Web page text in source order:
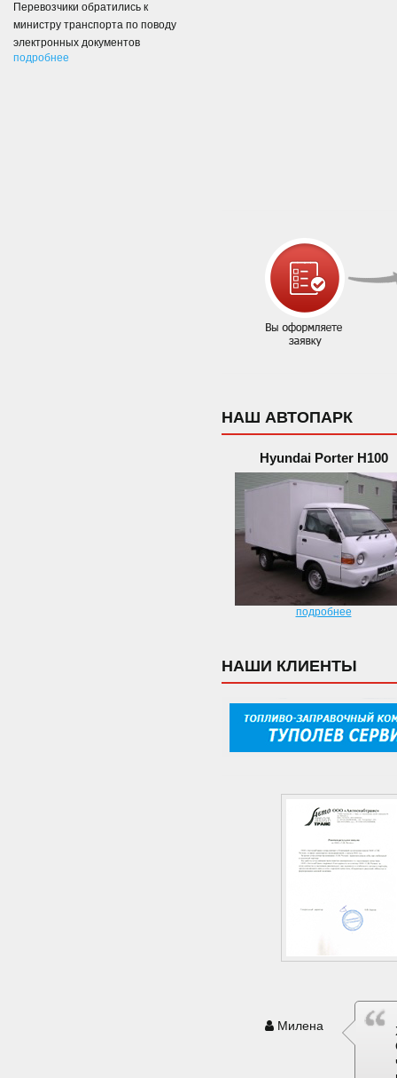
НАШ АВТОПАРК
Hyundai Porter H100
подробнее
НАШИ КЛИЕНТЫ
Милена
Перевозчики обратились к
министру транспорта по поводу
электронных документов
подробнее